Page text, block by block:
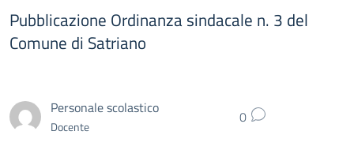
Pubblicazione Ordinanza sindacale n. 3 del
Comune di Satriano
Personale scolastico
Docente 0